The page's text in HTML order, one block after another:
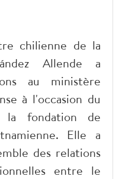
chilienne de la
Allende a
au ministère
à l'occasion du
la fondation de
Elle a
des relations
entre le